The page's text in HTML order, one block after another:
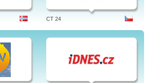
CT 24